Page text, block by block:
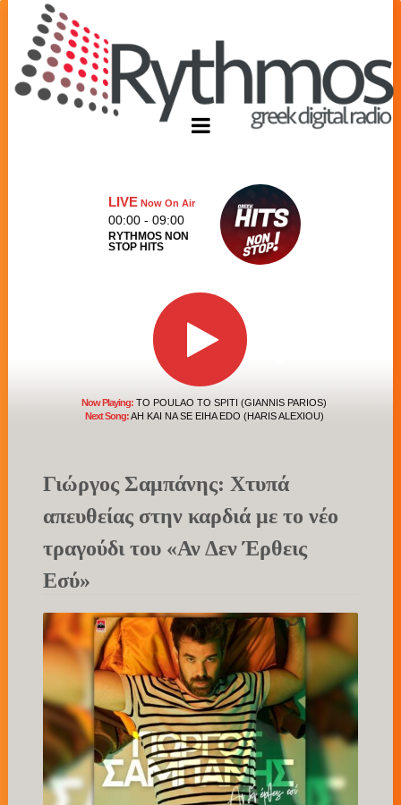
LIVENow On Air
00:00 - 09:00
RYTHMOS NON
STOP HITS
Now Playing: TO POULAO TO SPITI (GIANNIS PARIOS)
Next Song:AH KAI NA SE EIHA EDO (HARIS ALEXIOU)
Γιώργος Σαμπάνης: Χτυπά
απευθείας στην καρδιά με το νέο
τραγούδι του «Αν Δεν Έρθεις
Εσύ»